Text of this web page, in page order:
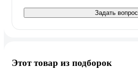
Задать вопрос
Этот товар из подборок